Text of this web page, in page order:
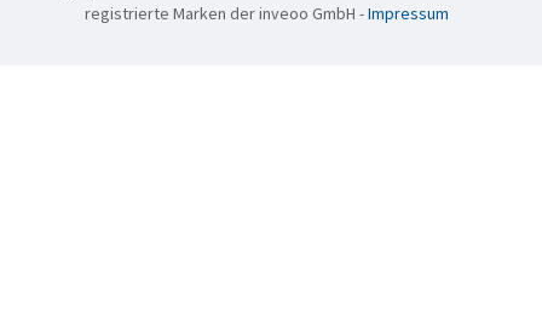
registrierte Marken der inveoo GmbH -Impressum